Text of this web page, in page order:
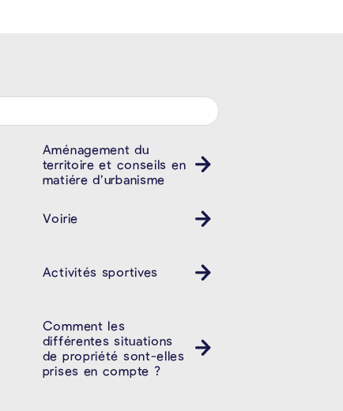
Aménagement du
territoire et conseils en
matiére d’urbanisme
Voirie
Activités sportives
Comment les
différentes situations
de propriété sont-elles
prises en compte ?